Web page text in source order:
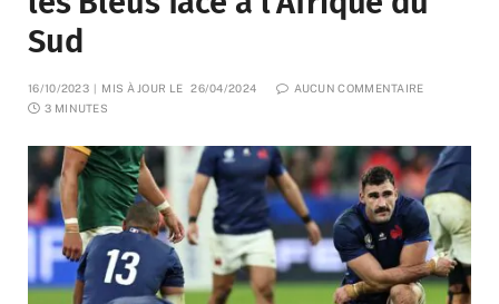
Sud
16/10/2023 MIS À JOUR LE 26/04/2024
AUCUN COMMENTAIRE
3 MINUTES